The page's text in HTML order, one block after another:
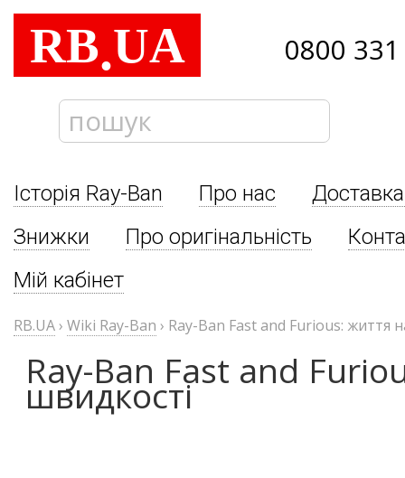
RB.UA 0800
Історія Ray-Ban Про нас
Знижки
Про оригінальність
Мій кабінет
RB.UA› Wiki Ray-Ban › Ray-Ban Fast and Furious: життя
Ray-Ban Fast and
швидкості